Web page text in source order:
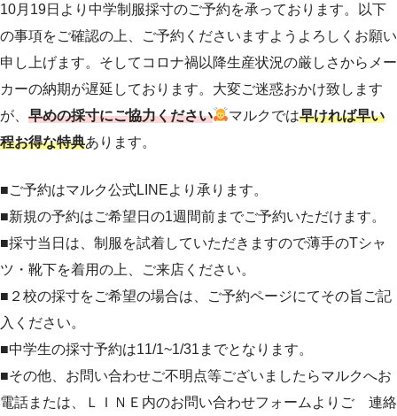
10月19日より中学制服採寸のご予約を承っております。以下
の事項をご確認の上、ご予約くださいますようよろしくお願い
申し上げます。そしてコロナ禍以降生産状況の厳しさからメー
カーの納期が遅延しております。大変ご迷惑おかけ致します
が、 早めの採寸にご協力ください マルクでは早ければ早い
程お得な特典あります。
■ご予約はマルク公式LINEより承ります。
■新規の予約はご希望日の1週間前までご予約いただけます。
■採寸当日は、制服を試着していただきますので薄手のTシャ
ツ・靴下を着用の上、ご来店ください。
■２校の採寸をご希望の場合は、ご予約ページにてその旨ご記
入ください。
■中学生の採寸予約は11/1~1/31までとなります。
■その他、お問い合わせご不明点等ございましたらマルクへお
電話または、ＬＩＮＥ内のお問い合わせフォームよりご 連絡